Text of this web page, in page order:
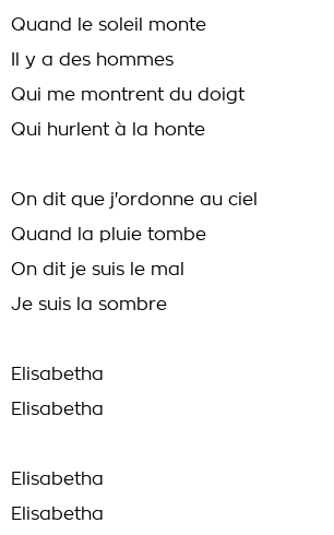
Quand le soleil monte
Il y a des hommes
Qui me montrent du doigt
Qui hurlent à la honte
On dit que j'ordonne au ciel
Quand la pluie tombe
On dit je suis le mal
Je suis la sombre
Elisabetha
Elisabetha
Elisabetha
Elisabetha